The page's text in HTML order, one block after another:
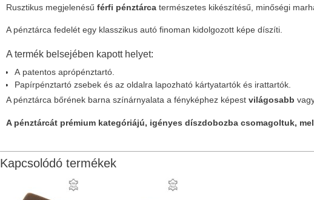
Rusztikus megjelenésű férfi pénztárcatermészetes kikészítésű, minőségi
A pénztárca fedelét egy klasszikus autó finoman kidolgozott képe díszíti.
A termék belsejében kapott helyet:
A patentos aprópénztartó.
Papírpénztartó zsebek és az oldalra lapozható kártyatartók és irattartók.
A pénztárca bőrének barna színárnyalata a fényképhez képest világosabb
A pénztárcát prémium kategóriájú, igényes díszdobozba csomagoltuk,
Kapcsolódó termékek